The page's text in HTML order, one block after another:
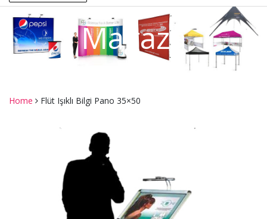
Mağaza
Home Flüt Işıklı Bilgi Pano 35×50